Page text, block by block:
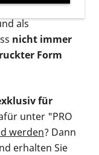
Variante
als
nicht immer
Form
für
unter "PRO
werden? Dann
erhalten Sie